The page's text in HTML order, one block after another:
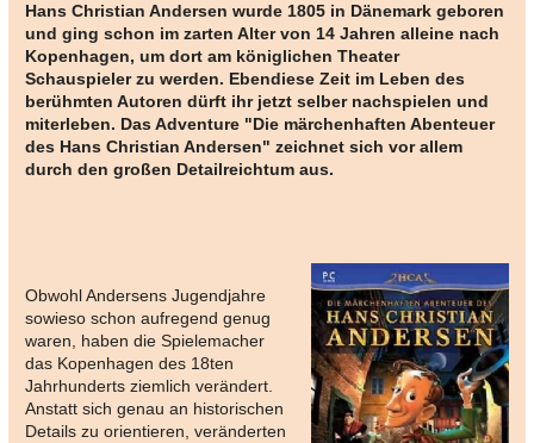
Hans Christian Andersen wurde 1805 in Dänemark geboren
und ging schon im zarten Alter von 14 Jahren alleine nach
Kopenhagen, um dort am königlichen Theater
Schauspieler zu werden. Ebendiese Zeit im Leben des
berühmten Autoren dürft ihr jetzt selber nachspielen und
miterleben. Das Adventure "Die märchenhaften Abenteuer
des Hans Christian Andersen" zeichnet sich vor allem
durch den großen Detailreichtum aus.
Obwohl Andersens Jugendjahre
sowieso schon aufregend genug
waren, haben die Spielemacher
das Kopenhagen des 18ten
Jahrhunderts ziemlich verändert.
Anstatt sich genau an historischen
Details zu orientieren, veränderten